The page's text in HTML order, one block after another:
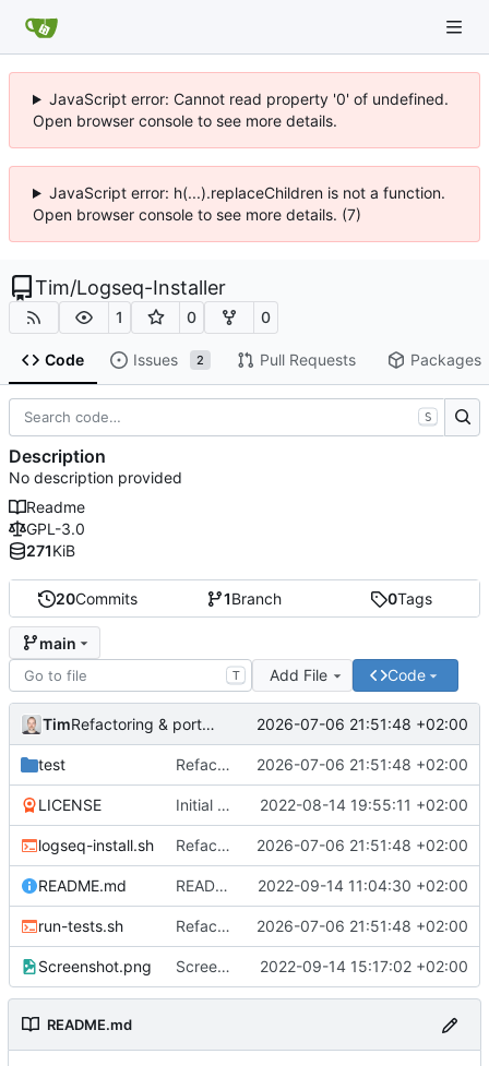
JavaScript error: Cannot read property '0' of undefined.
Open browser console to see more details.
JavaScript error: h(...).replaceChildren is not a function.
Open browser console to see more details. (7)
Tim/Logseq-Installer
1 0 0
Code Issues 2 Pull Requests Packages
20Commits 1Branch 0Tags
main
T Add File Code
Tim Refactoring & portable Testpfade 2026-07-06 21:51:48 +02:00
test Refactoring & portable Testpfade 2026-07-06 21:51:48 +02:00
LICENSE Initial commit 2022-08-14 19:55:11 +02:00
logseq-install.sh Refactoring & portable Testpfade 2026-07-06 21:51:48 +02:00
README.md README um Hinweis auf symbolischen Link ergänzt 2022-09-14 11:04:30 +02:00
run-tests.sh Refactoring & portable Testpfade 2026-07-06 21:51:48 +02:00
Screenshot.png Screenshot erneuert 2022-09-14 15:17:02 +02:00
README.md
S
Description
No description provided
Readme
GPL-3.0
271KiB